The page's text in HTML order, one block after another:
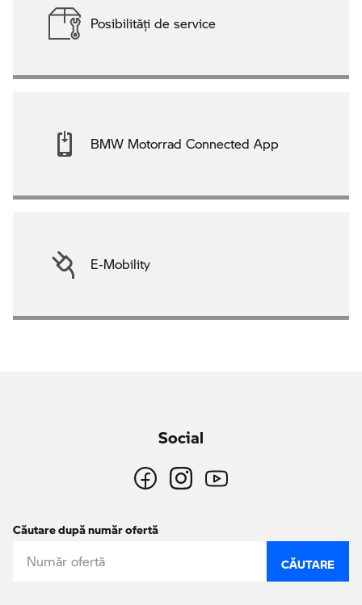
Posibilităţi de service
BMW Motorrad Connected App
E-Mobility
Social
Căutare după număr ofertă
CĂUTARE